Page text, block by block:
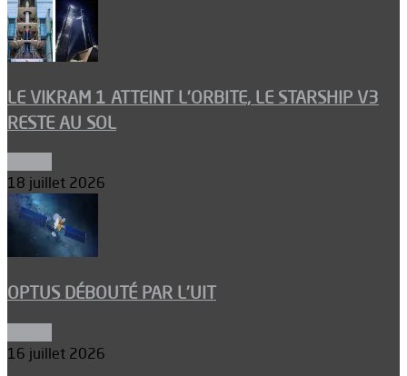
LE VIKRAM 1 ATTEINT L’ORBITE, LE STARSHIP V3
RESTE AU SOL
18 juillet 2026
OPTUS DÉBOUTÉ PAR L’UIT
16 juillet 2026